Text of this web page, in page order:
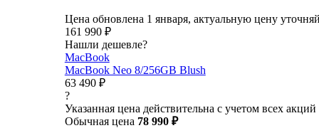
Цена обновлена 1 января, актуальную цену
161 990 ₽
Нашли дешевле?
MacBook
MacBook Neo 8/256GB Blush
63 490 ₽
?
Указанная цена действительна с учетом всех акций
Обычная цена 78 990 ₽